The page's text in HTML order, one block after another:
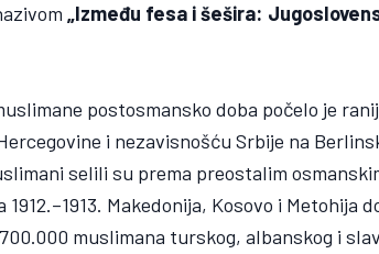
„Između fesa i šešira:
postosmansko doba počelo je
i nezavisnošću Srbije na
selili su prema preostalim
Makedonija, Kosovo i Metohija
muslimana turskog, albanskog i